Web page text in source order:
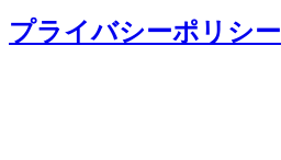
プライバシーポリシー